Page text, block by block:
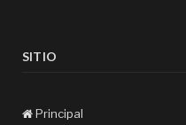
SITIO
Principal